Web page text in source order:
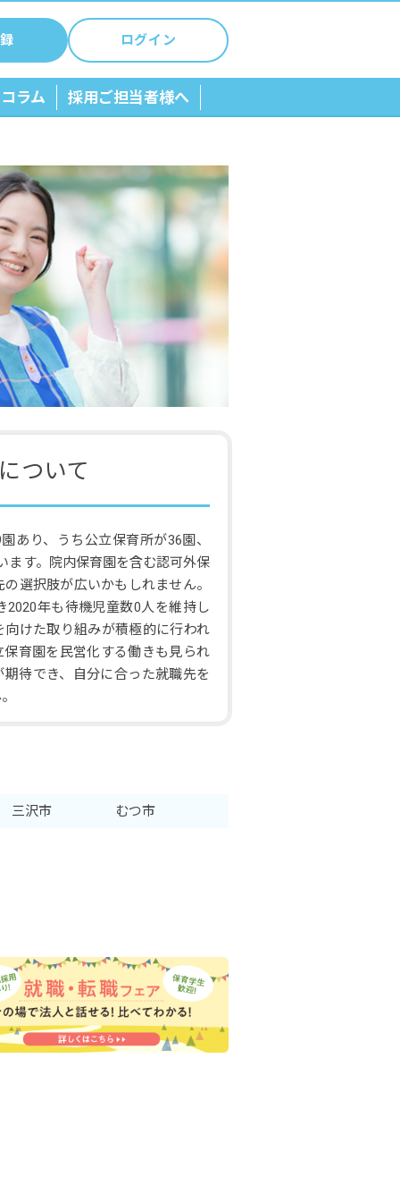
ログイン
ラム 採用ご担当者様へ
ついて
あり、うち公立保育所が36園、
ます。院内保育園を含む認可外保
選択肢が広いかもしれません。
2020年も待機児童数0人を維持し
けた取り組みが積極的に行われ
育園を民営化する働きも見られ
待でき、自分に合った就職先を
三沢市 むつ市